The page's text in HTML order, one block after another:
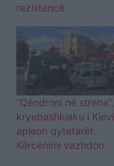
rezistencë
“Qëndroni në streha”,
kryebashkiaku i
apleon qytetarët:
Kërcënimi vazhdon